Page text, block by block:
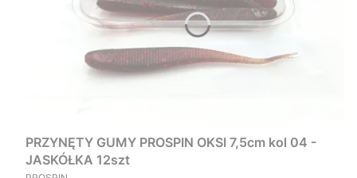
PRZYNĘTY GUMY PROSPIN OKSI 7,5cm kol 04 -
JASKÓŁKA 12szt
PRODUCENT